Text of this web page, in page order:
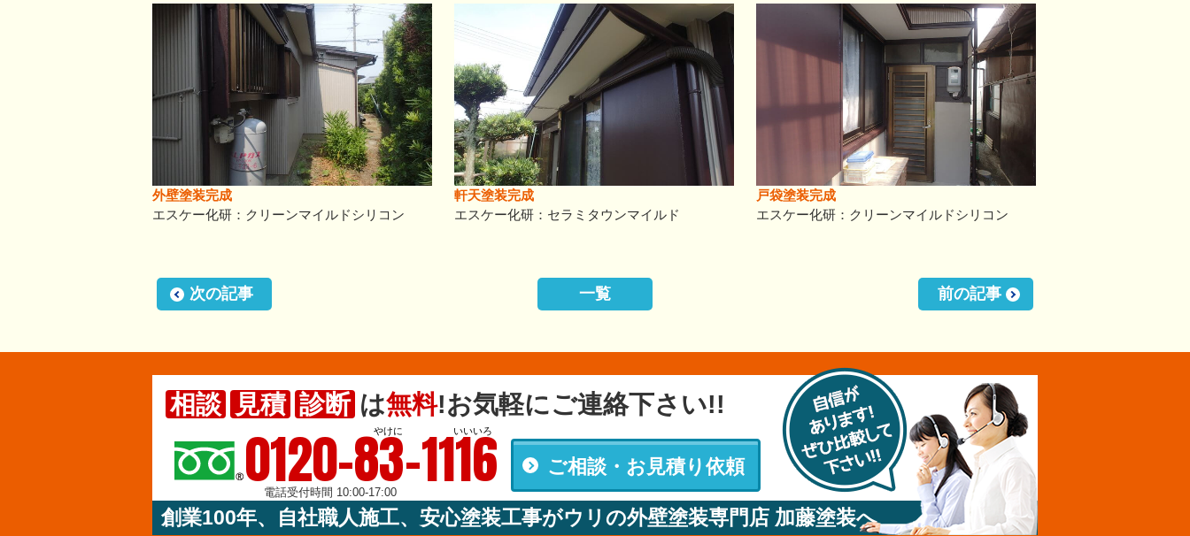
外壁塗装完成
エスケー化研：クリーンマイルドシリコン
軒天塗装完成
エスケー化研：セラミタウンマイルド
戸袋塗装完成
エスケー化研：クリーンマイルドシリコン
次の記事 一覧 前の記事
相談 見積 診断 は無料!お気軽にご連絡下さい!!
やけに いいいろ
0120-83-1116
電話受付時間 10:00-17:00
ご相談・お見積り依頼
創業100年、自社職人施工、安心塗装工事がウリの外壁塗装専門店 加藤塗装へ